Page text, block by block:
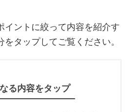
イントに絞って内容を紹介す
タップしてご覧ください。
る内容をタップ